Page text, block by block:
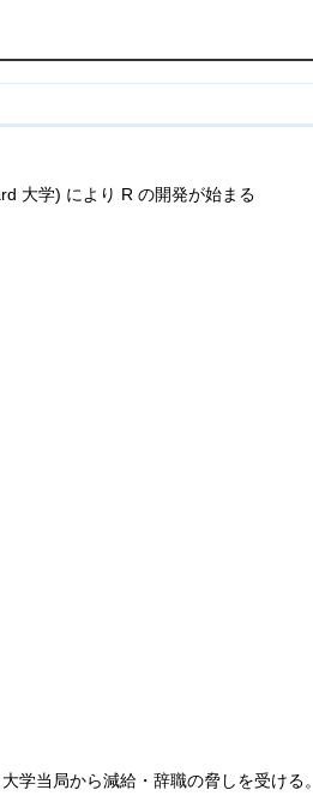
大学) により R の開発が始まる
学当局から減給・辞職の脅しを受ける。